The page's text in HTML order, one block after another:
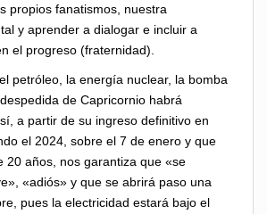
propios fanatismos, nuestra
y aprender a dialogar e incluir a
el progreso (fraternidad).
petróleo, la energía nuclear, la bomba
de Capricornio habrá
a partir de su ingreso definitivo en
el 2024, sobre el 7 de enero y que
20 años, nos garantiza que «se
«adiós» y que se abrirá paso una
pues la electricidad estará bajo el